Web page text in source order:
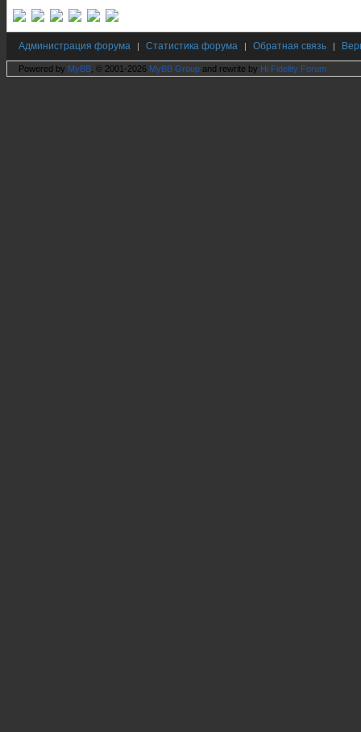
Администрация форума | Статистика форума | Обратная связь |
Powered by MyBB , © 2001-2026 MyBB Group and rewrite by Hi Fidelity Forum